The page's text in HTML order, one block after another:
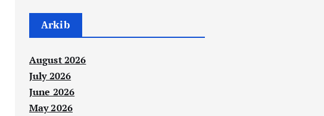
Arkib
August 2026
July 2026
June 2026
May 2026